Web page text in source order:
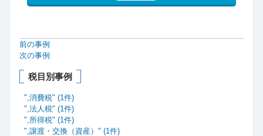
前の事例
次の事例
税目別事例
",消費税" (1件)
",法人税" (1件)
",所得税" (1件)
",譲渡・交換（資産）" (1件)